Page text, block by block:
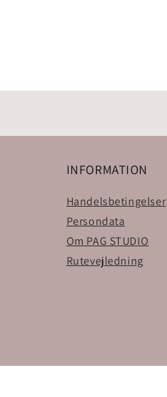
INFORMATION
Handelsbetingelser
Persondata
Om PAG STUDIO
Rutevejledning